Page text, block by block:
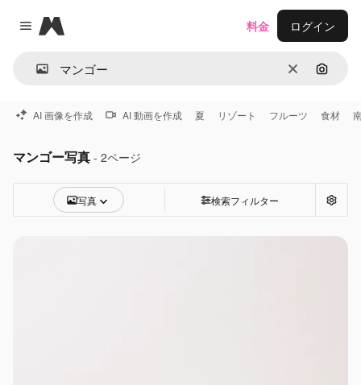
Close menu
Magnific
消去 画像で
料金 ログイン
AI 画像を作成 AI 動画を作成 夏 リゾート フルーツ 食材
マンゴー写真 - 2ページ
写真 検索フィルター